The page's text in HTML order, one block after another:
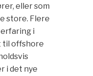
eller som
store. Flere
i
offshore
i det nye